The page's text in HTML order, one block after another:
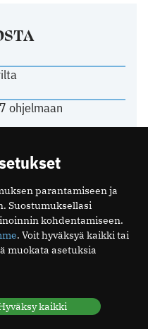
ohjelmaan
arkkiatrin
parantamiseen ja
Suostumuksellasi
kohdentamiseen.
. Voit hyväksyä kaikki tai
muokata asetuksia
kaikki